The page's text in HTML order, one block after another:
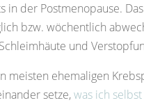
der Postmenopause.
bzw. wöchentlich
und
meisten ehemaligen
setze,was ich